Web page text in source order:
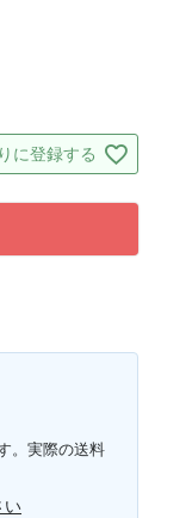
に登録する
。実際の送料
い